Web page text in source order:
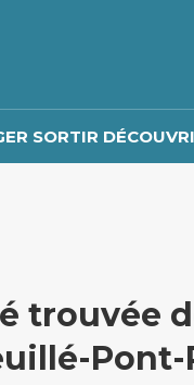
SORTIR
trouvée
Pont-